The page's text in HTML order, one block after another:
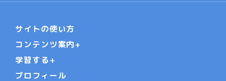
サイトの使い方
コンテンツ案内
学習する
プロフィール